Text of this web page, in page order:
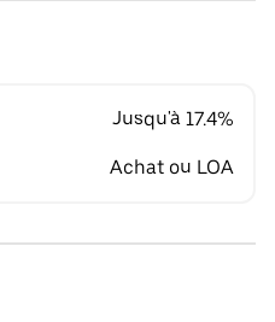
Jusqu'à 17.4%
Achat ou LOA